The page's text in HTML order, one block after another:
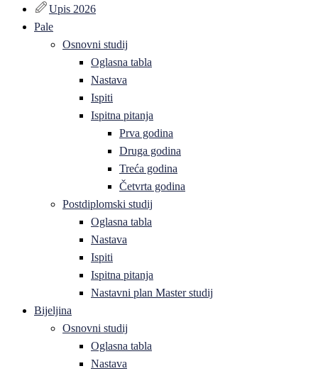
Upis 2026
Pale
Osnovni studij
Oglasna tabla
Nastava
Ispiti
Ispitna pitanja
Prva godina
Druga godina
Treća godina
Četvrta godina
Postdiplomski studij
Oglasna tabla
Nastava
Ispiti
Ispitna pitanja
Nastavni plan Master studij
Bijeljina
Osnovni studij
Oglasna tabla
Nastava